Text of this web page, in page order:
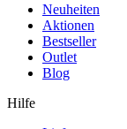
Neuheiten
Aktionen
Bestseller
Outlet
Blog
Hilfe